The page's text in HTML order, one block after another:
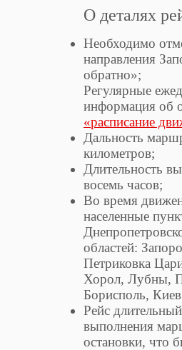
О деталях
Необходимо
направления
обратно»;
Регулярные
информация об
«расписание
Дальность
километров;
Длительность
восемь часов;
Во время
населенные
областей:
Петриковка
Хорол, Лубны,
Борисполь,
Рейс
выполнения
остановки, что